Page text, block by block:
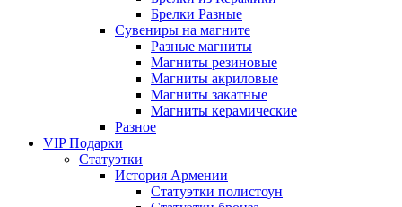
Брелки Разные
Сувениры на магните
Разные магниты
Магниты резиновые
Магниты акриловые
Магниты закатные
Магниты керамические
Разное
VIP Подарки
Статуэтки
История Армении
Статуэтки полистоун